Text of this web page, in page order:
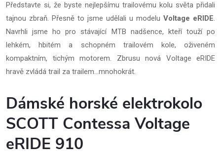
Představte si, že byste nejlepšímu trailovému kolu světa přidali
tajnou zbraň. Přesně to jsme udělali u modelu Voltage eRIDE.
Navrhli jsme ho pro stávající MTB nadšence, kteří touží po
lehkém, hbitém a schopném trailovém kole, oživeném
kompaktním, tichým motorem. Zbrusu nová Voltage eRIDE
hravě zvládá trail za trailem…mnohokrát.
Dámské horské elektrokolo
SCOTT Contessa Voltage
eRIDE 910